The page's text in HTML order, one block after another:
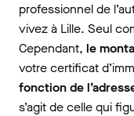
professionnel de
vivez à Lille. Seul
Cependant, le
votre certificat
fonction de
s’agit de celle qui